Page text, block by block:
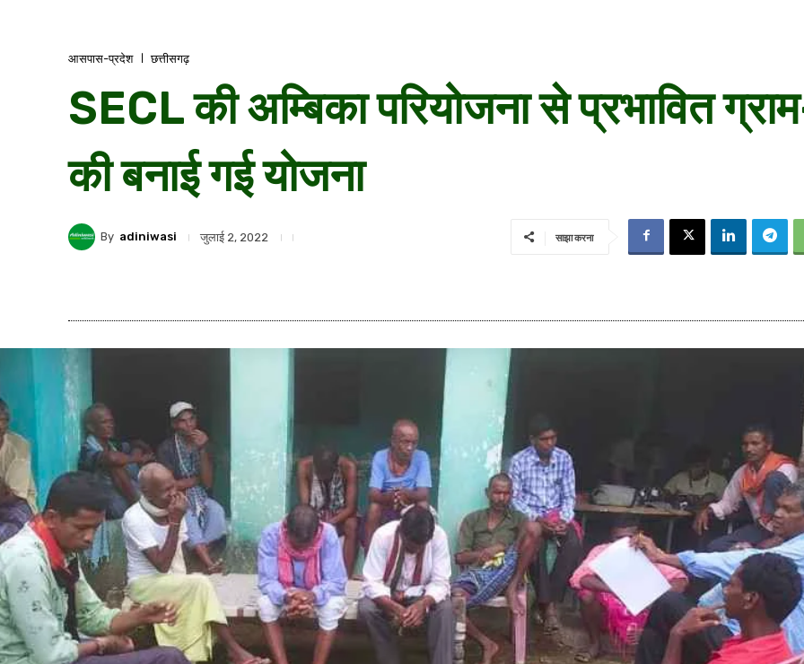
आसपास-प्रदेश छत्तीसगढ़
SECL की अम्बिका परियोजना से प्रभावित
की बनाई गई योजना
By adiniwasi जुलाई 2, 2022 साझा करना